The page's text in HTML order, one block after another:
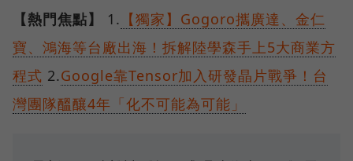
【熱門焦點】 1. 【獨家】Gogoro攜廣達、金仁
寶、鴻海等台廠出海！拆解陸學森手上5大商業方
程式 2.Google靠Tensor加入研發晶片戰爭！台
灣團隊醞釀4年「化不可能為可能」